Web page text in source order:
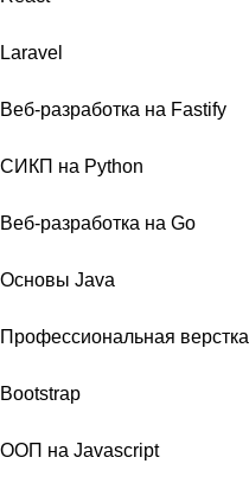
Laravel
Веб-разработка на Fastify
СИКП на Python
Веб-разработка на Go
Основы Java
Профессиональная верстка
Bootstrap
ООП на Javascript